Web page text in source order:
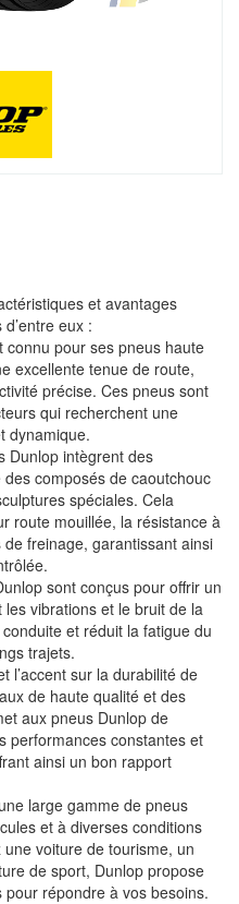
et avantages
eux :
connu pour ses pneus haute
excellente tenue de route,
précise. Ces pneus sont
qui recherchent une
dynamique.
Dunlop intègrent des
composés de caoutchouc
spéciales. Cela
route mouillée, la résistance à
freinage, garantissant ainsi
sont conçus pour offrir un
vibrations et le bruit de la
et réduit la fatigue du
trajets.
l’accent sur la durabilité de
de haute qualité et des
aux pneus Dunlop de
performances constantes et
ainsi un bon rapport
large gamme de pneus
et à diverses conditions
voiture de tourisme, un
de sport, Dunlop propose
répondre à vos besoins.